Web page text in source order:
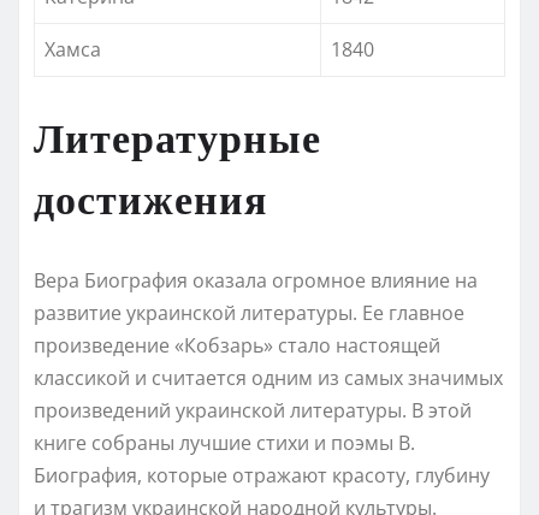
Хамса
1840
Литературные
достижения
Вера Биография оказала огромное влияние на
развитие украинской литературы. Ее главное
произведение «Кобзарь» стало настоящей
классикой и считается одним из самых значимых
произведений украинской литературы. В этой
книге собраны лучшие стихи и поэмы В.
Биография, которые отражают красоту, глубину
и трагизм украинской народной культуры.